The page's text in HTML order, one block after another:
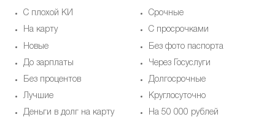
С плохой КИ
На карту
Новые
До зарплаты
Без процентов
Лучшие
Деньги в долг на карту
Срочные
С просрочками
Без фото паспорта
Через Госуслуги
Долгосрочные
Круглосуточно
На 50 000 рублей